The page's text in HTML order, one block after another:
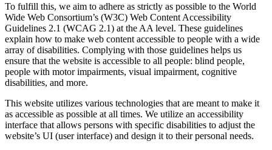
To fulfill this, we aim to adhere as strictly as possible to the World
Wide Web Consortium’s (W3C) Web Content Accessibility
Guidelines 2.1 (WCAG 2.1) at the AA level. These guidelines
explain how to make web content accessible to people with a wide
array of disabilities. Complying with those guidelines helps us
ensure that the website is accessible to all people: blind people,
people with motor impairments, visual impairment, cognitive
disabilities, and more.
This website utilizes various technologies that are meant to make it
as accessible as possible at all times. We utilize an accessibility
interface that allows persons with specific disabilities to adjust the
website’s UI (user interface) and design it to their personal needs.